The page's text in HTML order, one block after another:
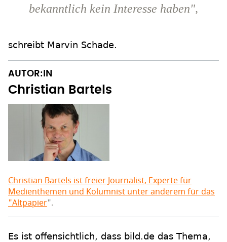
bekanntlich kein Interesse haben",
schreibt Marvin Schade.
AUTOR:IN
Christian Bartels
Christian Bartels ist freier Journalist, Experte für
Medienthemen und Kolumnist unter anderem für das
"Altpapier".
Es ist offensichtlich, dass bild.de das Thema,